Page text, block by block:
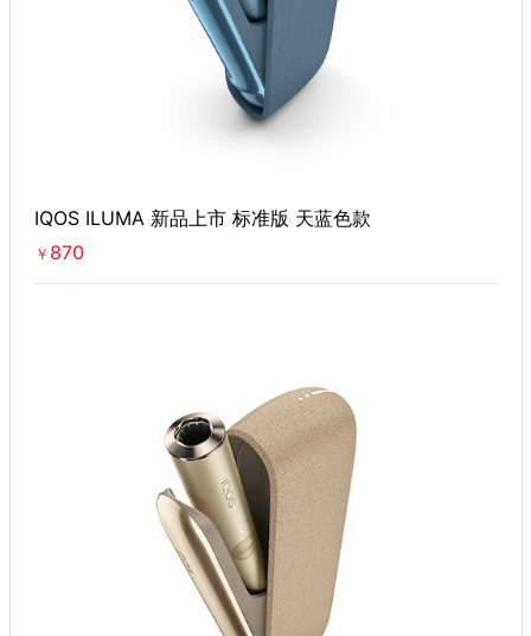
IQOS ILUMA 新品上市 标准版 天蓝色款
￥ 870